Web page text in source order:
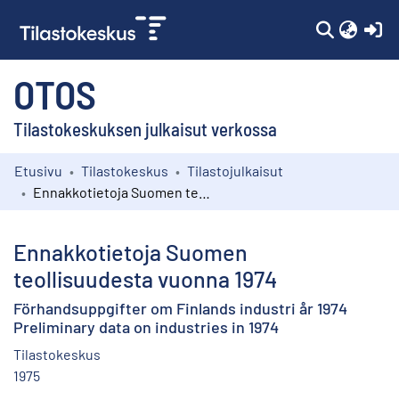
OTOS
Tilastokeskuksen julkaisut verkossa
Kokoelmat
Etusivu Tilastokeskus
Tilastojulkaisut
Ennakkotietoja Suomen
teollisuudesta vuonna 1974
Förhandsuppgifter om Finlands industri år 1974
Preliminary data on industries in 1974
Tilastokeskus
1975